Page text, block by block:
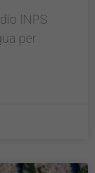
INPS
per